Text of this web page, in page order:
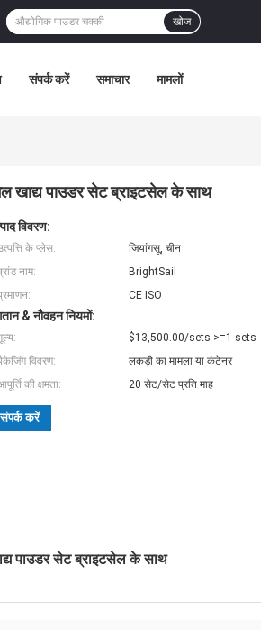
खोज
संपर्क करें समाचार मामलों
खाद्य पाउडर सेट ब्राइटसेल के साथ
विवरण:
के प्लेस:
जियांगसू, चीन
नाम:
BrightSail
CE ISO
& नौवहन नियमों:
$13,500.00/sets >=1 sets
विवरण:
लकड़ी का मामला या कंटेनर
की क्षमता:
20 सेट/सेट प्रति माह
संपर्क करें
पाउडर सेट ब्राइटसेल के साथ